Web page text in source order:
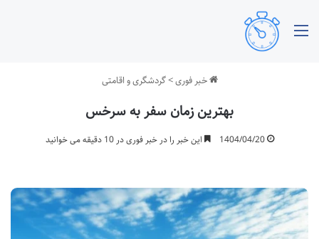
خبر فوری>گردشگری و اقامتی
بهترین زمان سفر به سرخس
1404/04/20 این خبر را در خبر فوری در 10 دقیقه می خوانید